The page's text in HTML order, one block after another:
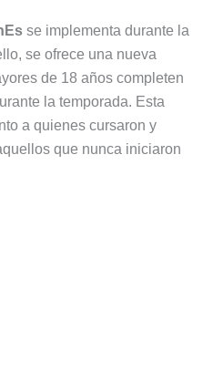
se implementa durante la
se ofrece una nueva
de 18 años completen
la temporada. Esta
a quienes cursaron y
que nunca iniciaron